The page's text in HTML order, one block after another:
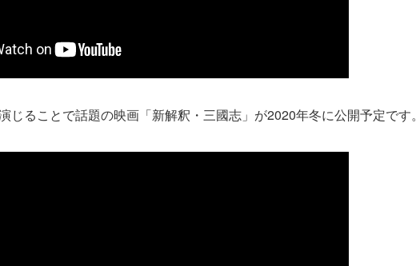
じることで話題の映画「新解釈・三國志」が2020年冬に公開予定です。